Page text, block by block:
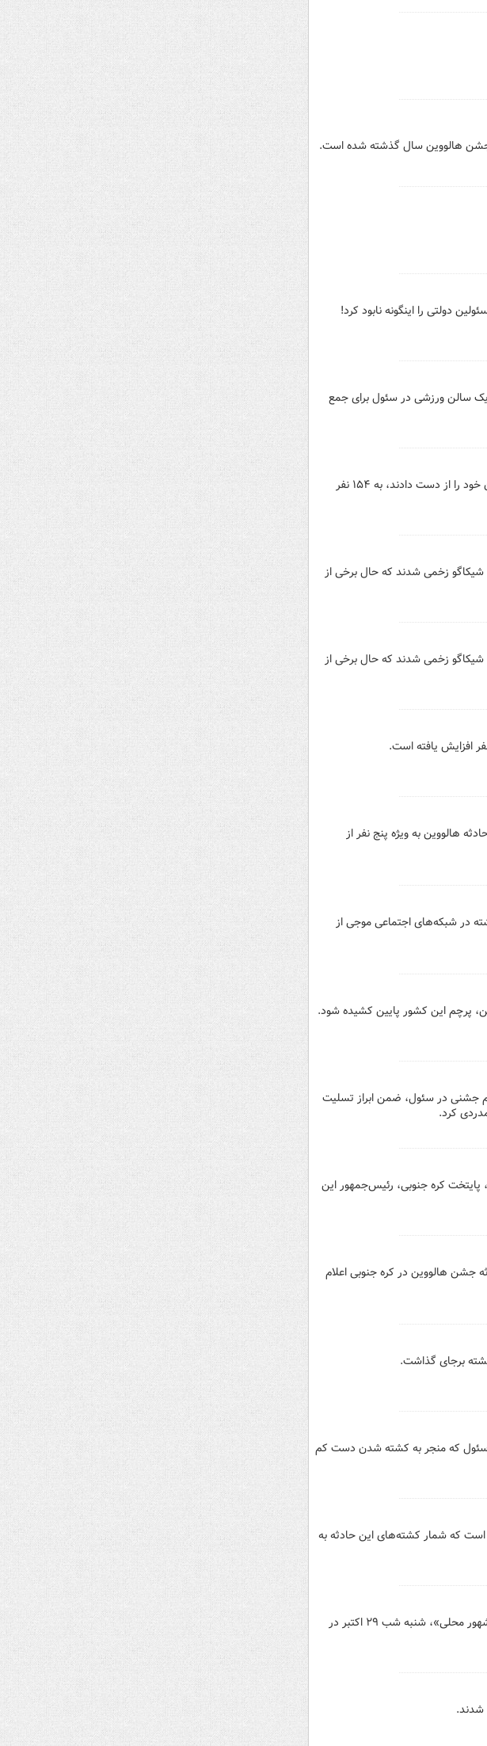
جشن هالووین سال گذشته شده است.
دولتی را اینگونه نابود کرد!
سالن ورزشی در سئول برای جمع
تعداد افرادی که در ازدحام جمعیت در جشن هالووین در سئول، پایتخت کره جنوبی جان خود را از دست دادند، به ۱۵۴ نفر
شیکاگو زخمی شدند که حال برخی از
شیکاگو زخمی شدند که حال برخی از
هالووین به ویژه پنج نفر از
در شبکه‌های اجتماعی موجی از
پرچم این کشور پایین کشیده شود.
جشنی در سئول، ضمن ابراز تسلیت
کرد.
کره جنوبی، رئیس‌جمهور این
جشن هالووین در کره جنوبی اعلام
سئول که منجر به کشته شدن دست کم
که شمار کشته‌های این حادثه به
ازدحام جمعیت در جریان برگزاری جشن هالووین برای رفتن به کافه «برای دیدن افراد مشهور محلی»، شنبه شب ۲۹ اکتبر در